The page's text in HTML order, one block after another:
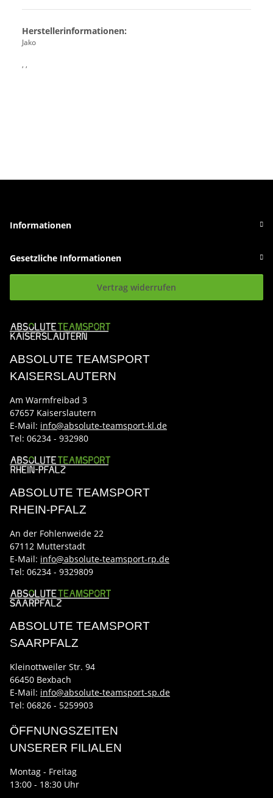
Herstellerinformationen:
Jako
, ,
Informationen
Gesetzliche Informationen
Vertrag widerrufen
ABSOLUTE TEAMSPORT
KAISERSLAUTERN
Am Warmfreibad 3
67657 Kaiserslautern
E-Mail: info@absolute-teamsport-kl.de
Tel: 06234 - 932980
ABSOLUTE TEAMSPORT
RHEIN-PFALZ
An der Fohlenweide 22
67112 Mutterstadt
E-Mail: info@absolute-teamsport-rp.de
Tel: 06234 - 9329809
ABSOLUTE TEAMSPORT
SAARPFALZ
Kleinottweiler Str. 94
66450 Bexbach
E-Mail: info@absolute-teamsport-sp.de
Tel: 06826 - 5259903
ÖFFNUNGSZEITEN
UNSERER FILIALEN
Montag - Freitag
13:00 - 18:30 Uhr